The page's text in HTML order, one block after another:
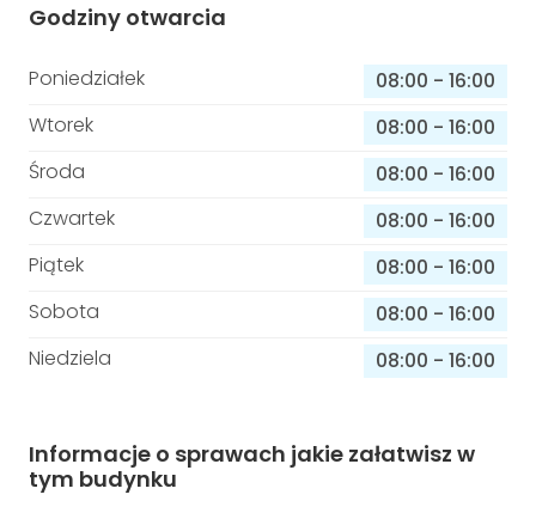
Godziny otwarcia
Poniedziałek 08:00 - 16:00
Wtorek
08:00 - 16:00
Środa
08:00 - 16:00
Czwartek
08:00 - 16:00
Piątek
08:00 - 16:00
Sobota
08:00 - 16:00
Niedziela
08:00 - 16:00
Informacje o sprawach jakie załatwisz w
tym budynku